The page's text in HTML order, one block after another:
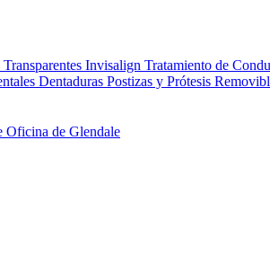
Invisalign Tratamiento de
Dentaduras Postizas y Prótesis
Oficina de Glendale